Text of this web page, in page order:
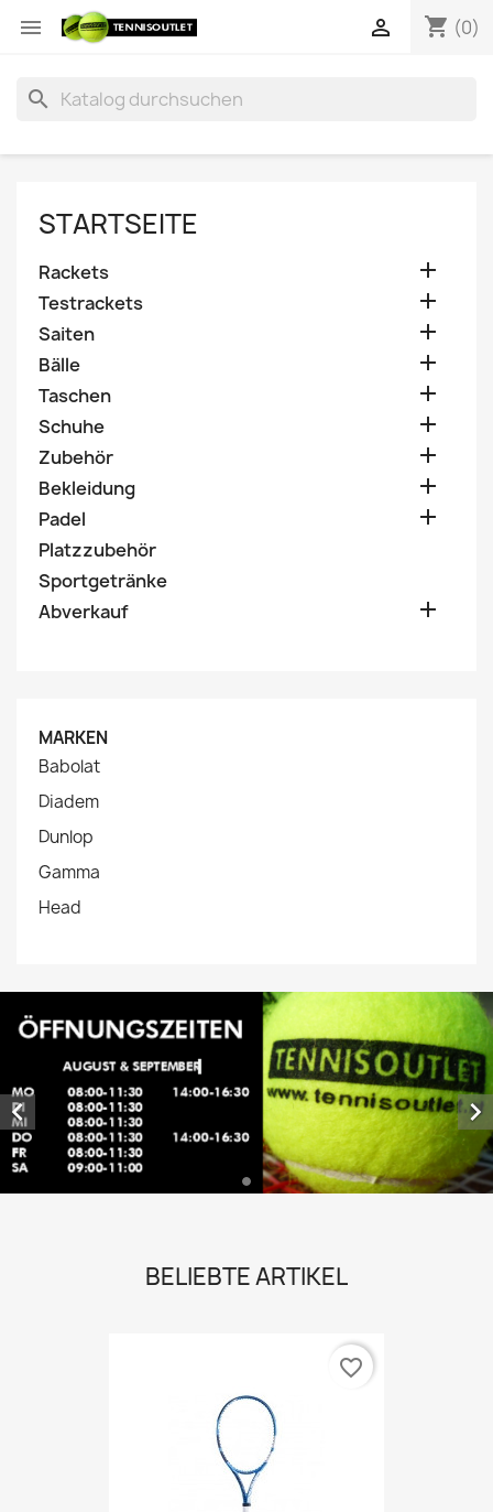
 shopping_cart (0)

search
STARTSEITE
Rackets 
Testrackets 
Saiten 
Bälle 
Taschen 
Schuhe 
Zubehör 
Bekleidung 
Padel 
Platzzubehör
Sportgetränke
Abverkauf

MARKEN
Babolat
Diadem
Dunlop
Gamma
Head
 
BELIEBTE ARTIKEL
favorite_border